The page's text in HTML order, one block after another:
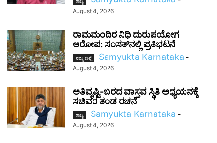
August 4, 2026
ರಾಮಮಂದಿರ ನಿಧಿ ದುರುಪಯೋಗ
ಆರೋಪ: ಸಂಸತ್‌ನಲ್ಲಿ ಪ್ರತಿಭಟನೆ
ನಮ್ಮ ಜಿಲ್ಲೆ Samyukta Karnataka -
August 4, 2026
ಅತಿವೃಷ್ಟಿ-ಬರದ ವಾಸ್ತವ ಸ್ಥಿತಿ ಅಧ್ಯಯನಕ್ಕೆ
ಸಚಿವರ ತಂಡ ರಚನೆ
ರಾಜ್ಯ Samyukta Karnataka -
August 4, 2026